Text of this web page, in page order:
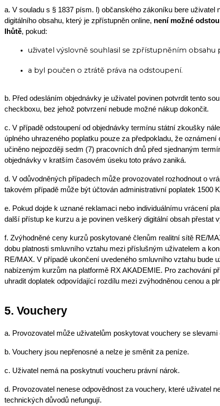
a. V souladu s § 1837 písm. l) občanského zákoníku bere uživatel
digitálního obsahu, který je zpřístupněn online, není možné
lhůtě, pokud:
uživatel výslovně souhlasil se zpřístupněním
a byl poučen o ztrátě práva na odstoupení.
b. Před odesláním objednávky je uživatel povinen potvrdit tento
checkboxu, bez jehož potvrzení nebude možné nákup dokončit.
c. V případě odstoupení od objednávky termínu státní zkoušky
úplného uhrazeného poplatku pouze za předpokladu, že
učiněno nejpozději sedm (7) pracovních dnů před sjednaným
objednávky v kratším časovém úseku toto právo zaniká.
d. V odůvodněných případech může provozovatel rozhodnout o
takovém případě může být účtován administrativní poplatek 1500
e. Pokud dojde k uznané reklamaci nebo individuálnímu vrácení
další přístup ke kurzu a je povinen veškerý digitální obsah přestat
f. Zvýhodněné ceny kurzů poskytované členům realitní sítě RE/
dobu platnosti smluvního vztahu mezi příslušným uživatelem a
RE/MAX. V případě ukončení uvedeného smluvního vztahu bude
nabízeným kurzům na platformě RX AKADEMIE. Pro zachování
uhradit doplatek odpovídající rozdílu mezi zvýhodněnou cenou a
5. Vouchery
a. Provozovatel může uživatelům poskytovat vouchery se
b. Vouchery jsou nepřenosné a nelze je směnit za peníze.
c. Uživatel nemá na poskytnutí voucheru právní nárok.
d. Provozovatel nenese odpovědnost za vouchery, které uživatel
technických důvodů nefungují.